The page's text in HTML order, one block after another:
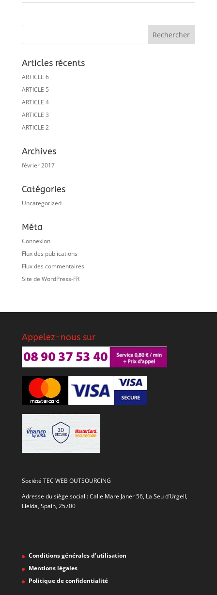
Articles récents
ARTICLE 6
ARTICLE 5
ARTICLE 4
ARTICLE 3
ARTICLE 2
Archives
février 2017
Catégories
Uncategorized
Méta
Connexion
Flux des publications
Flux des commentaires
Site de WordPress-FR
Appelez-nous sur
Société TEC WEB OUTSOURCING
Adresse du siège social : Calle Mare Janer 56, La Seu d’Urgell,
Lleida, Spain, 25700
Conditions générales d’utilisation
Mentions légales
Politique de confidentialité